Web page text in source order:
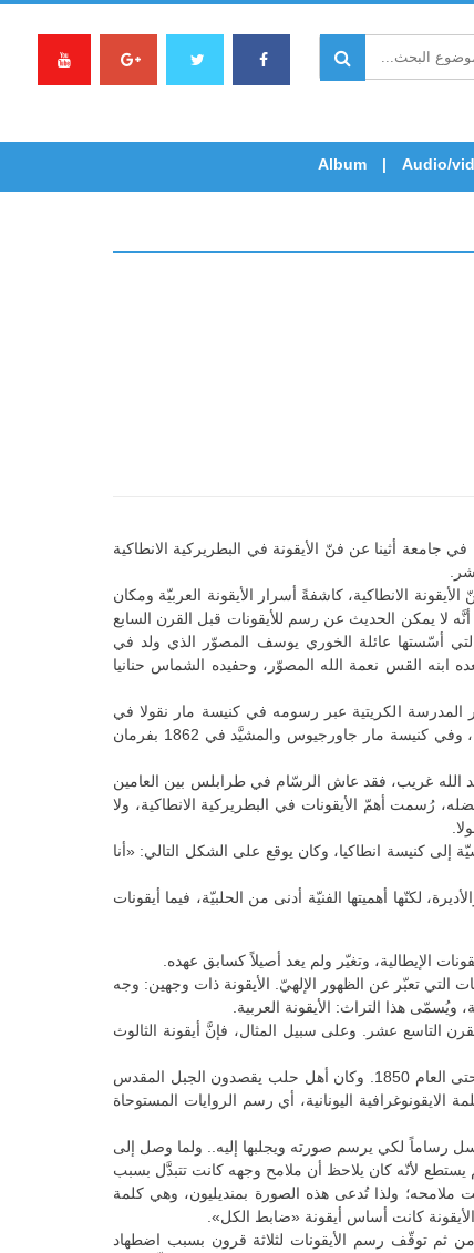
Audio/
Album
جامعة أثينا عن فنّ الأيقونة في البطريركية الانطاكية
الانطاكية، كاشفةً أسرار الأيقونة العربيّة ومكان
لا يمكن الحديث عن رسم للأيقونات قبل القرن السابع
أسّستها عائلة الخوري يوسف المصوّر الذي ولد في
القس نعمة الله المصوّر، وحفيده الشماس حنانيا
المدرسة الكريتية عبر رسومه في كنيسة مار نقولا في
طرابلس (1809)، والتي تحتوي على 120 أيقونة، وفي كنيسة مار جاورجيوس والمشيَّد في 1862 بفرمان
غريب، فقد عاش الرسّام في طرابلس بين العامين
وبفضله، رُسمت أهمّ الأيقونات في البطريركية الانطاكية، ولا
كنيسة انطاكيا، وكان يوقع على الشكل التالي: «أنا
لكنّها أهميتها الفنيّة أدنى من الحلبيّة، فيما أيقونات
الإيطالية، وتغيّر ولم يعد أصيلاً كسابق عهده.
التي تعبّر عن الظهور الإلهيّ. الأيقونة ذات وجهين: وجه
ويُسمّى هذا التراث: الأيقونة العربية.
التاسع عشر. وعلى سبيل المثال، فإنَّ أيقونة الثالوث
وذكرت خوري أنَّ التأثير اليوناني على الفنّ الانطاكي، كان واضح المعالم بسبب تواجد المطارنة والبطاركة اليونانيين في سدة السلطة الكنسية حتى العام 1850. وكان أهل حلب يقصدون الجبل المقدس
اليونانية، أي رسم الروايات المستوحاة
رساماً لكي يرسم صورته ويجلبها إليه.. ولما وصل إلى
لأنّه كان يلاحظ أن ملامح وجهه كانت تتبدَّل بسبب
ولذا تُدعى هذه الصورة بمنديليون، وهي كلمة
كانت أساس أيقونة «ضابط الكل».
في العام 60 ميلادي بعيد العنصرة (القيامة) وباركها.. ومن ثم توقّف رسم الأيقونات لثلاثة قرون بسبب اضطهاد